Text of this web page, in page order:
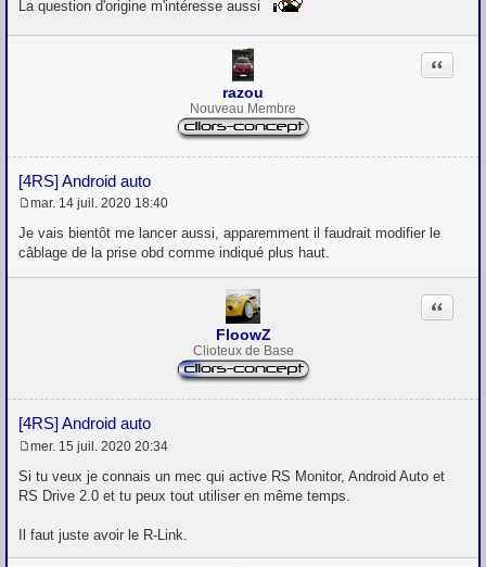
a
La question d'origine m'intéresse aussi
razou
Nouveau Membre
[4RS] Android auto
Citation
e
s
s
a
mar. 14 juil. 2020 18:40
Je vais bientôt me lancer aussi, apparemment il faudrait modifier le
câblage de la prise obd comme indiqué plus haut.
FloowZ
Clioteux de Base
[4RS] Android auto
Citation
e
s
s
g
mer. 15 juil. 2020 20:34
Si tu veux je connais un mec qui active RS Monitor, Android Auto et
RS Drive 2.0 et tu peux tout utiliser en même temps.
Il faut juste avoir le R-Link.